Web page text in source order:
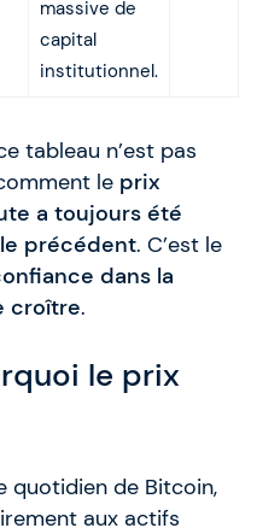
massive de
capital
institutionnel.
tableau n’est pas
le prix
a toujours été
précédent. C’est le
dans la
croître.
le prix
quotidien de Bitcoin,
aux actifs